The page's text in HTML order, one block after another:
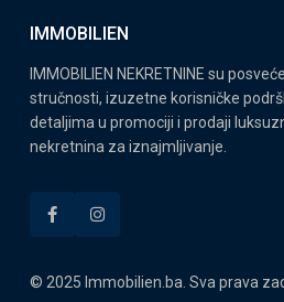
IMMOBILIEN
IMMOBILIEN NEKRETNINE su
stručnosti, izuzetne korisničke
detaljima u promociji i prodaji
nekretnina za iznajmljivanje.
© 2025 Immobilien.ba. Sva prava